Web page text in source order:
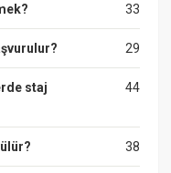
33
29
44
staj
38